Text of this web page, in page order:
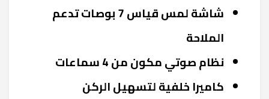
شاشة لمس قياس 7 بوصات تدعم
الملاحة
نظام صوتي مكون من 4 سماعات
كاميرا خلفية لتسهيل الركن